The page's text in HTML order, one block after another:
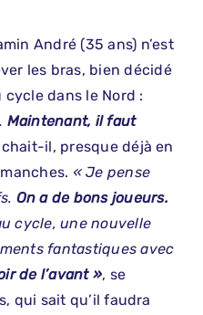
André (35 ans) n’est
les bras, bien décidé
dans le Nord :
Maintenant, il faut
il, presque déjà en
« Je pense
On a de bons joueurs.
cycle, une nouvelle
fantastiques avec
de l’avant », se
qui sait qu’il faudra